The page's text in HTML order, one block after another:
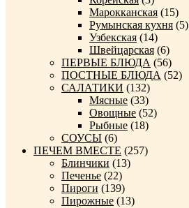
Марокканская (15)
Румынская кухня (5)
Узбекская (14)
Швейцарская (6)
ПЕРВЫЕ БЛЮДА (56)
ПОСТНЫЕ БЛЮДА (52)
САЛАТИКИ (132)
Мясные (33)
Овощные (52)
Рыбные (18)
СОУСЫ (6)
ПЕЧЕМ ВМЕСТЕ (257)
Блинчики (13)
Печенье (22)
Пироги (139)
Пирожные (13)